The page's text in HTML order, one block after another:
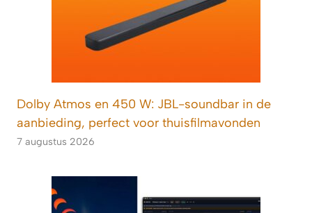
Dolby Atmos en 450 W: JBL-soundbar in de
aanbieding, perfect voor thuisfilmavonden
7 augustus 2026